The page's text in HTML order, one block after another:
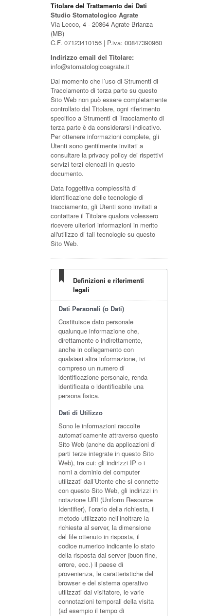
Titolare del Trattamento dei Dati
Studio Stomatologico Agrate
Via Lecco, 4 - 20864 Agrate Brianza
(MB)
C.F. 07123410156 | P.iva: 00847390960
Indirizzo email del Titolare:
info@stomatologicoagrate.it
Dal momento che l’uso di Strumenti di
Tracciamento di terza parte su questo
Sito Web non può essere completamente
controllato dal Titolare, ogni riferimento
specifico a Strumenti di Tracciamento di
terza parte è da considerarsi indicativo.
Per ottenere informazioni complete, gli
Utenti sono gentilmente invitati a
consultare la privacy policy dei rispettivi
servizi terzi elencati in questo
documento.
Data l'oggettiva complessità di
identificazione delle tecnologie di
tracciamento, gli Utenti sono invitati a
contattare il Titolare qualora volessero
ricevere ulteriori informazioni in merito
all'utilizzo di tali tecnologie su questo
Sito Web.
Definizioni e riferimenti
legali
Dati Personali (o Dati)
Costituisce dato personale
qualunque informazione che,
direttamente o indirettamente,
anche in collegamento con
qualsiasi altra informazione, ivi
compreso un numero di
identificazione personale, renda
identificata o identificabile una
persona fisica.
Dati di Utilizzo
Sono le informazioni raccolte
automaticamente attraverso questo
Sito Web (anche da applicazioni di
parti terze integrate in questo Sito
Web), tra cui: gli indirizzi IP o i
nomi a dominio dei computer
utilizzati dall’Utente che si connette
con questo Sito Web, gli indirizzi in
notazione URI (Uniform Resource
Identifier), l’orario della richiesta, il
metodo utilizzato nell’inoltrare la
richiesta al server, la dimensione
del file ottenuto in risposta, il
codice numerico indicante lo stato
della risposta dal server (buon fine,
errore, ecc.) il paese di
provenienza, le caratteristiche del
browser e del sistema operativo
utilizzati dal visitatore, le varie
connotazioni temporali della visita
(ad esempio il tempo di